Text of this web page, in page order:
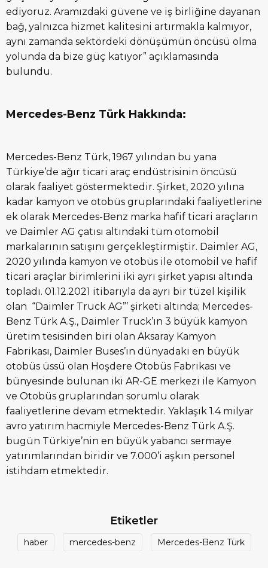
ediyoruz. Aramızdaki güvene ve iş birliğine dayanan
bağ, yalnızca hizmet kalitesini artırmakla kalmıyor,
aynı zamanda sektördeki dönüşümün öncüsü olma
yolunda da bize güç katıyor” açıklamasında
bulundu.
Mercedes-Benz Türk Hakkında:
Mercedes-Benz Türk, 1967 yılından bu yana
Türkiye’de ağır ticari araç endüstrisinin öncüsü
olarak faaliyet göstermektedir. Şirket, 2020 yılına
kadar kamyon ve otobüs gruplarındaki faaliyetlerine
ek olarak Mercedes-Benz marka hafif ticari araçların
ve Daimler AG çatısı altındaki tüm otomobil
markalarının satışını gerçekleştirmiştir. Daimler AG,
2020 yılında kamyon ve otobüs ile otomobil ve hafif
ticari araçlar birimlerini iki ayrı şirket yapısı altında
topladı. 01.12.2021 itibarıyla da ayrı bir tüzel kişilik
olan “Daimler Truck AG”’ şirketi altında; Mercedes-
Benz Türk A.Ş., Daimler Truck’ın 3 büyük kamyon
üretim tesisinden biri olan Aksaray Kamyon
Fabrikası, Daimler Buses’ın dünyadaki en büyük
otobüs üssü olan Hoşdere Otobüs Fabrikası ve
bünyesinde bulunan iki AR-GE merkezi ile Kamyon
ve Otobüs gruplarından sorumlu olarak
faaliyetlerine devam etmektedir. Yaklaşık 1.4 milyar
avro yatırım hacmiyle Mercedes-Benz Türk A.Ş.
bugün Türkiye’nin en büyük yabancı sermaye
yatırımlarından biridir ve 7.000’i aşkın personel
istihdam etmektedir.
Etiketler
haber mercedes-benz Mercedes-Benz Türk